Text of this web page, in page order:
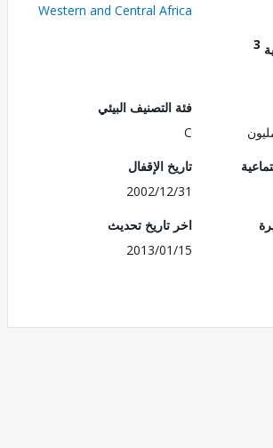
Western and Central Africa
فئة التصنيف البيئي
تاريخ الإقفال
2002/12/31
اخر تاريخ تحديث
2013/01/15